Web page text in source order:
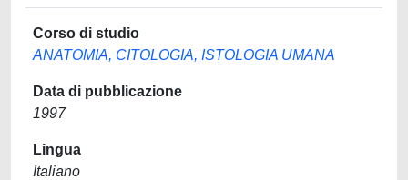
Corso di studio
ANATOMIA, CITOLOGIA, ISTOLOGIA UMANA
Data di pubblicazione
1997
Lingua
Italiano